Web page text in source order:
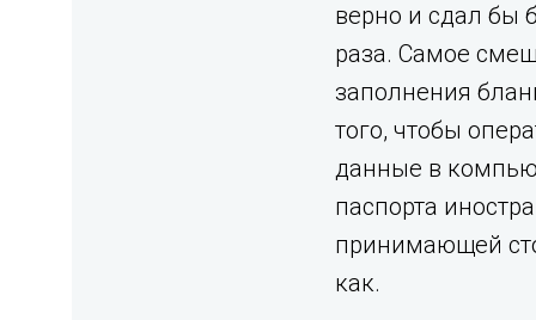
верно и сдал бы
раза. Самое
заполнения
того, чтобы
данные в
паспорта
принимающей
как.